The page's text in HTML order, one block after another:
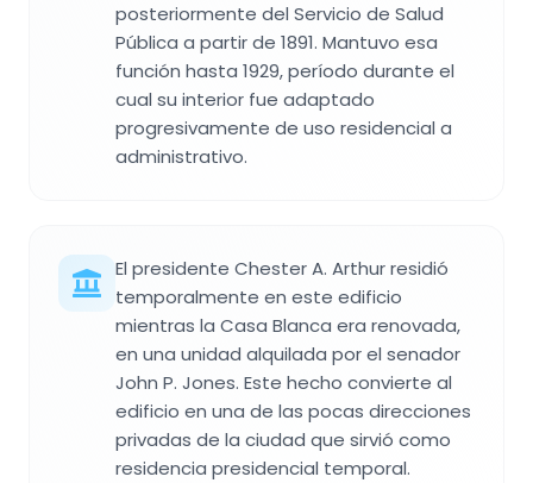
posteriormente del Servicio de Salud
Pública a partir de 1891. Mantuvo esa
función hasta 1929, período durante el
cual su interior fue adaptado
progresivamente de uso residencial a
administrativo.
El presidente Chester A. Arthur residió
temporalmente en este edificio
mientras la Casa Blanca era renovada,
en una unidad alquilada por el senador
John P. Jones. Este hecho convierte al
edificio en una de las pocas direcciones
privadas de la ciudad que sirvió como
residencia presidencial temporal.